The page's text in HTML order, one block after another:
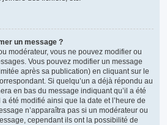
un message ?
modérateur, vous ne pouvez modifier ou
Vous pouvez modifier un message
après sa publication) en cliquant sur le
Si quelqu’un a déjà répondu au
en bas du message indiquant qu’il a été
été modifié ainsi que la date et l’heure de
n’apparaîtra pas si un modérateur ou
cependant ils ont la possibilité de